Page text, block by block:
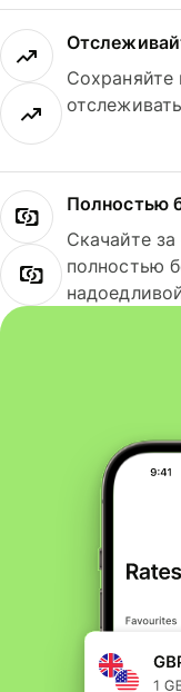
Полностью
Скачайте
полностью